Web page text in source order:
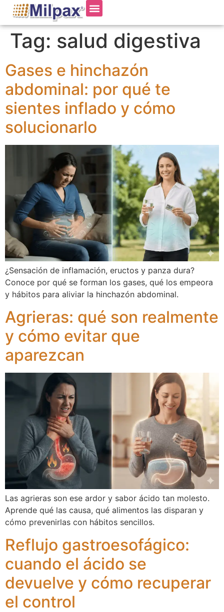
Tag: salud digestiva
Gases e hinchazón
abdominal: por qué te
sientes inflado y cómo
solucionarlo
¿Sensación de inflamación, eructos y panza dura?
Conoce por qué se forman los gases, qué los empeora
y hábitos para aliviar la hinchazón abdominal.
Agrieras: qué son realmente
y cómo evitar que
aparezcan
Las agrieras son ese ardor y sabor ácido tan molesto.
Aprende qué las causa, qué alimentos las disparan y
cómo prevenirlas con hábitos sencillos.
Reflujo gastroesofágico:
cuando el ácido se
devuelve y cómo recuperar
el control